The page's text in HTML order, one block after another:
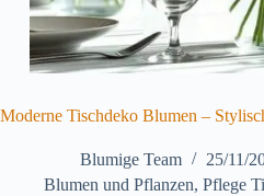
Moderne Tischdeko Blumen –
Blumige Team
25/11/
Blumen und Pflanzen, Pflege